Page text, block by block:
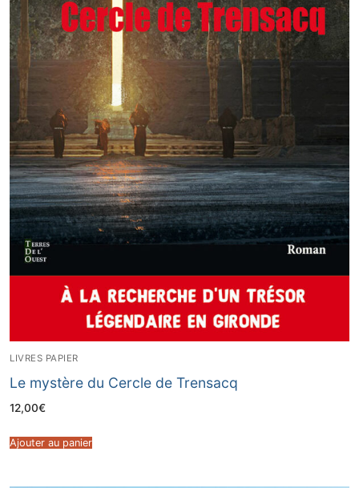
LIVRES PAPIER
Le mystère du Cercle de Trensacq
12,00€
Ajouter au panier